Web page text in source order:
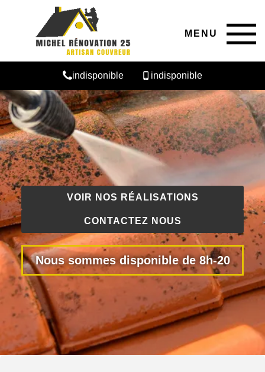
MENU
indisponible indisponible
VOIR NOS RÉALISATIONS
CONTACTEZ NOUS
Nous sommes disponible de 8h-20